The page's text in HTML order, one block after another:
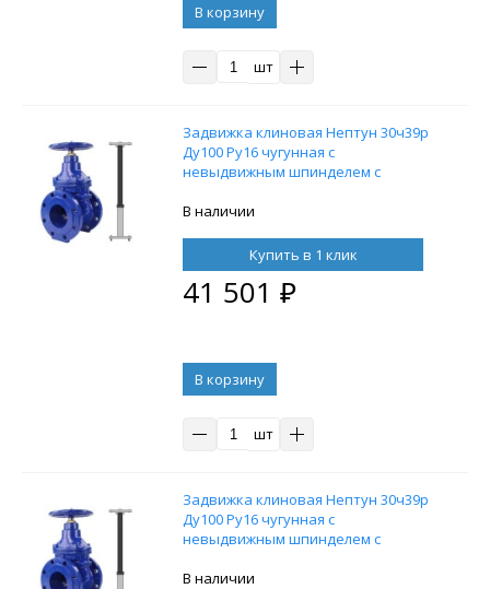
В корзину
шт
Задвижка клиновая Нептун 30ч39р
Ду100 Ру16 чугунная с
невыдвижным шпинделем с
телескопическим штоком 1300-1800
В наличии
Купить в 1 клик
41 501 ₽
В корзину
шт
Задвижка клиновая Нептун 30ч39р
Ду100 Ру16 чугунная с
невыдвижным шпинделем с
телескопическим штоком 1050-1750
В наличии